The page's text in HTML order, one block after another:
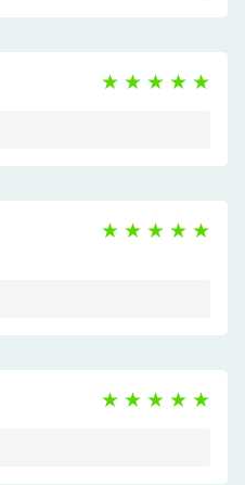
★ ★ ★ ★ ★
★ ★ ★ ★ ★
★ ★ ★ ★ ★